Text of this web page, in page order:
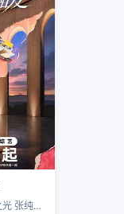
沈奕斐 谢依霖 夏之光 张纯烨 …